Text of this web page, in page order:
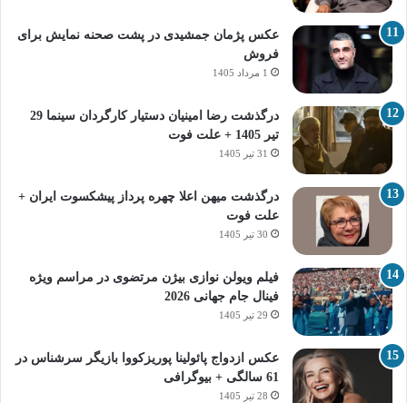
عکس پژمان جمشیدی در پشت صحنه نمایش برای
فروش
1 مرداد 1405
درگذشت رضا امینیان دستیار کارگردان سینما 29
تیر 1405 + علت فوت
31 تیر 1405
درگذشت میهن اعلا چهره پرداز پیشکسوت ایران +
علت فوت
30 تیر 1405
فیلم ویولن نوازی بیژن مرتضوی در مراسم ویژه
فینال جام جهانی 2026
29 تیر 1405
عکس ازدواج پائولینا پوریزکووا بازیگر سرشناس در
61 سالگی + بیوگرافی
28 تیر 1405